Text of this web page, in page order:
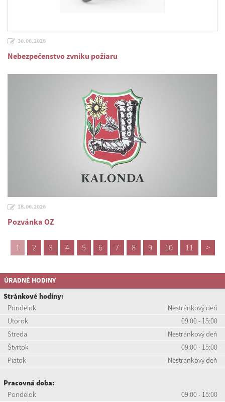
30.06.2026
Nebezpečenstvo zvniku požiaru
18.06.2026
Pozvánka OZ
1 2 3 4 5 6 7 8 9 10 11 >
ÚRADNÉ HODINY
Stránkové hodiny:
Pondelok
Nestránkový deň
Utorok
09:00 - 15:00
Streda
Nestránkový deň
Štvrtok
09:00 - 15:00
Piatok
Nestránkový deň
Pracovná doba:
Pondelok
09:00 - 15:00